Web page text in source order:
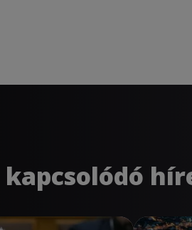
kapcsolódó